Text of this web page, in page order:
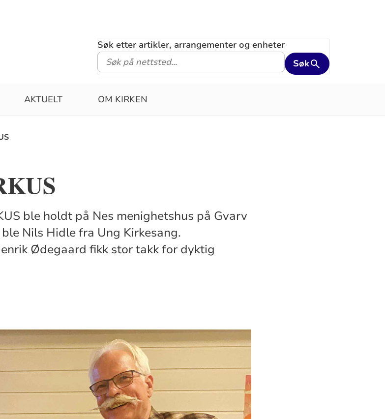
Søk etter artikler, arrangementer og enheter
Søk
AKTUELT OM KIRKEN
ble holdt på Nes menighetshus på Gvarv
Nils Hidle fra Ung Kirkesang.
Ødegaard fikk stor takk for dyktig